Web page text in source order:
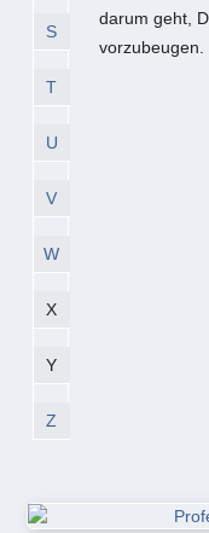
S
T
U
V
W
X
Y
Z
darum geht,
vorzubeugen.